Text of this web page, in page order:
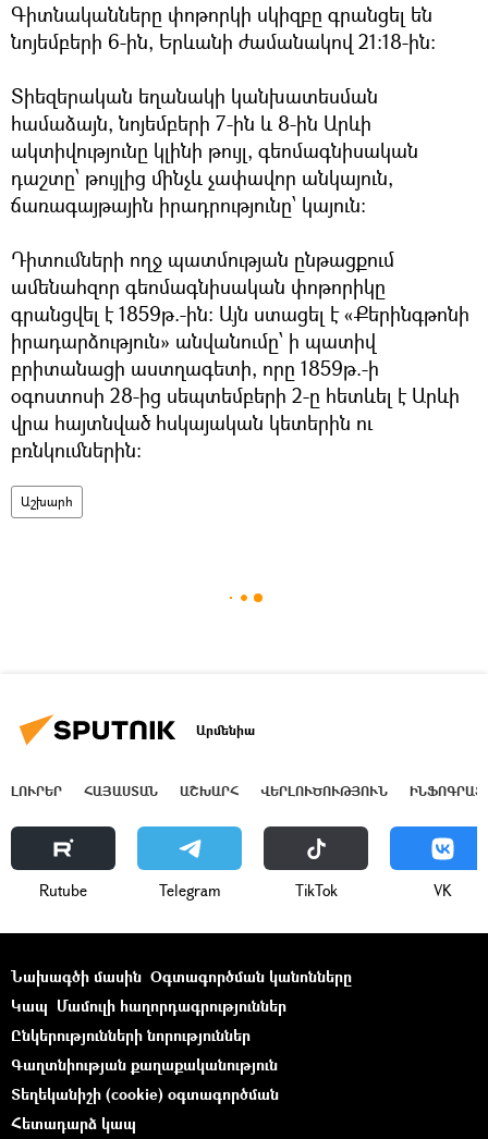
Գիտնականները փոթորկի սկիզբը գրանցել են
նոյեմբերի 6-ին, Երևանի ժամանակով 21:18-ին:
Տիեզերական եղանակի կանխատեսման
համաձայն, նոյեմբերի 7-ին և 8-ին Արևի
ակտիվությունը կլինի թույլ, գեոմագնիսական
դաշտը՝ թույլից մինչև չափավոր անկայուն,
ճառագայթային իրադրությունը՝ կայուն:
Դիտումների ողջ պատմության ընթացքում
ամենահզոր գեոմագնիսական փոթորիկը
գրանցվել է 1859թ.-ին: Այն ստացել է «Քերինգթոնի
իրադարձություն» անվանումը՝ ի պատիվ
բրիտանացի աստղագետի, որը 1859թ.-ի
օգոստոսի 28-ից սեպտեմբերի 2-ը հետևել է Արևի
վրա հայտնված հսկայական կետերին ու
բռնկումներին:
Աշխարհ
Արմենիա
ԼՈՒՐԵՐ ՀԱՅԱՍՏԱՆ ԱՇԽԱՐՀ ՎԵՐԼՈՒԾՈՒԹՅՈՒՆ
Rutube Telegram ТikТоk VK
Նախագծի մասին Օգտագործման կանոնները
Կապ Մամուլի հաղորդագրություններ
Ընկերությունների նորություններ
Գաղտնիության քաղաքականություն
Տեղեկանիշի (cookie) օգտագործման
Հետադարձ կապ